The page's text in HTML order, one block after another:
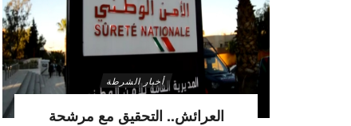
أخبار الشرطة
العرائش.. التحقيق مع مرشحة